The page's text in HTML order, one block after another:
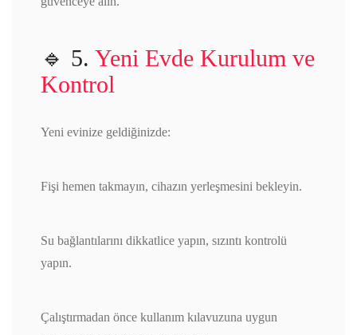
🔹 5. Yeni Evde Kurulum ve
Kontrol
Yeni evinize geldiğinizde:
Fişi hemen takmayın, cihazın yerleşmesini bekleyin.
Su bağlantılarını dikkatlice yapın, sızıntı kontrolü
yapın.
Çalıştırmadan önce kullanım kılavuzuna uygun